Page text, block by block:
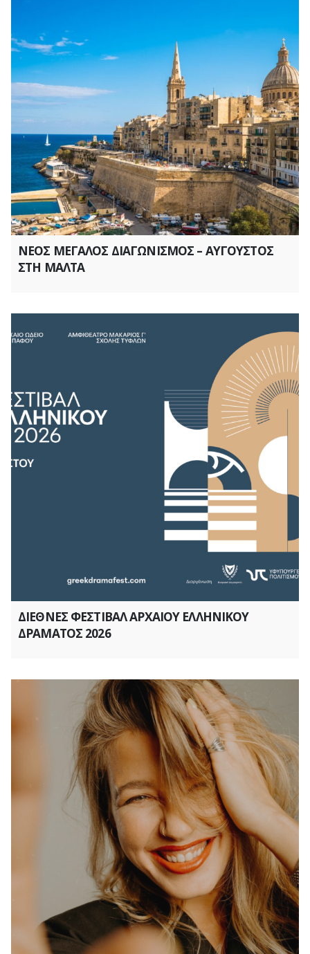
ΝΕΟΣ ΜΕΓΑΛΟΣ ΔΙΑΓΩΝΙΣΜΟΣ – ΑΥΓΟΥΣΤΟΣ
ΣΤΗ ΜΑΛΤΑ
ΔΙΕΘΝΕΣ ΦΕΣΤΙΒΑΛ ΑΡΧΑΙΟΥ ΕΛΛΗΝΙΚΟΥ
ΔΡΑΜΑΤΟΣ 2026